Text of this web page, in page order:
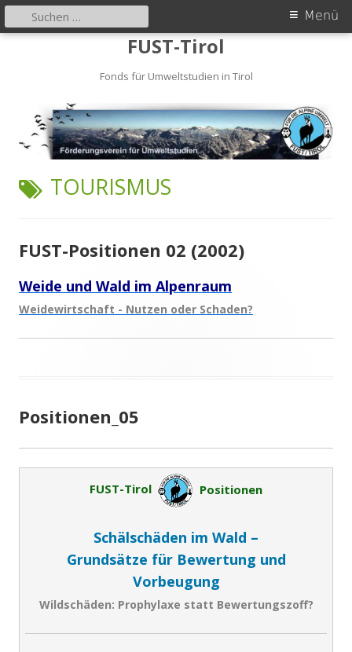
Zum
FUST-Tirol
Fonds für Umweltstudien in Tirol
Primäres
Menü
Menü
Suchen
nach:
SCHLAGWORT:
TOURISMUS
FUST-Positionen 02 (2002)
Weide und Wald im Alpenraum
Weidewirtschaft - Nutzen oder Schaden?
Positionen_05
FUST-Tirol Positionen
Schälschäden im Wald –
Grundsätze für Bewertung und
Vorbeugung
Wildschäden: Prophylaxe statt Bewertungszoff?